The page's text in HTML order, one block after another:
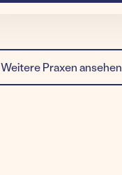
Weitere Praxen ansehen